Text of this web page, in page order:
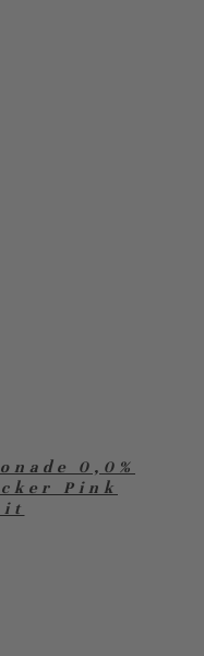
0,0%
Pink